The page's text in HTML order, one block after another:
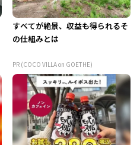
すべてが絶景、収益も得られるそ
の仕組みとは
PR (COCO VILLA on GOETHE)